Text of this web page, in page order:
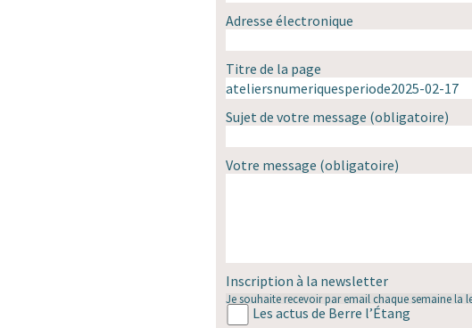
Adresse électronique
Titre de la page
Sujet de votre message (obligatoire)
Votre message (obligatoire)
Inscription à la newsletter
Je souhaite recevoir par email chaque semaine la
Les actus de Berre l’Étang